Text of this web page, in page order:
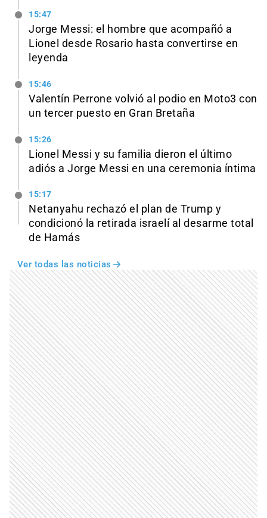
15:47
Jorge Messi: el hombre que acompañó a
Lionel desde Rosario hasta convertirse en
leyenda
15:46
Valentín Perrone volvió al podio en Moto3 con
un tercer puesto en Gran Bretaña
15:26
Lionel Messi y su familia dieron el último
adiós a Jorge Messi en una ceremonia íntima
15:17
Netanyahu rechazó el plan de Trump y
condicionó la retirada israelí al desarme total
de Hamás
Ver todas las noticias